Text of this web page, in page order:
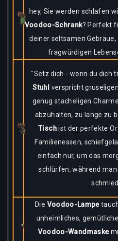
hey, Sie werden schlafen
Voodoo-Schrank? Perfekt
deiner seltsamen
fragwürdigen
"Setz dich - wenn du dich
Stuhl verspricht
genug stacheligen
abzuhalten, zu lange zu
Tischist der perfekte
Familienessen,
einfach nur, um das
schlürfen, während
Die Voodoo-Lampe
unheimliches,
Voodoo-Wandmaske